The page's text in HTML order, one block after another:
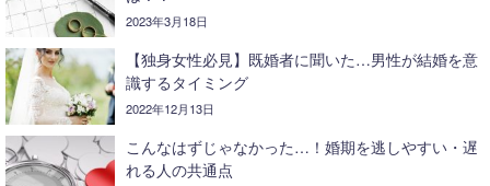
2023年3月18日
【独身女性必見】既婚者に聞いた…男性が結婚を意
識するタイミング
2022年12月13日
こんなはずじゃなかった…！婚期を逃しやすい・遅
れる人の共通点